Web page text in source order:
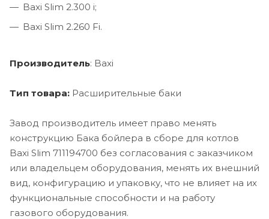
Baxi Slim 2.300 i;
Baxi Slim 2.260 Fi.
Производитель: Baxi
Тип товара: Расширительные баки
Завод производитель имеет право менять
конструкцию Бака бойлера в сборе для котлов
Baxi Slim 711194700 без согласования с заказчиком
или владельцем оборудования, менять их внешний
вид, конфигурацию и упаковку, что не влияет на их
функциональные способности и на работу
газового оборудования.